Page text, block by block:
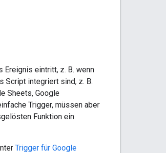
Ereignis eintritt, z. B. wenn
Script integriert sind, z. B.
Sheets, Google
Trigger, müssen aber
Funktion ein
Trigger für Google